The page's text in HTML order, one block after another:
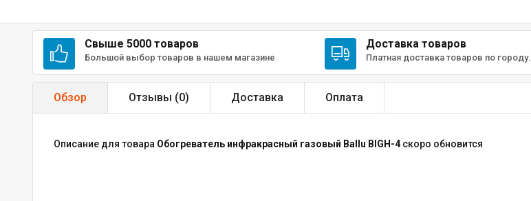
Свыше 5000 товаров
Большой выбор товаров в нашем магазине
Доставка товаров
Платная доставка товаров по городу.
Обзор Отзывы (0) Доставка Оплата
Описание для товара Обогреватель инфракрасный газовый Ballu BIGH-4 скоро обновится